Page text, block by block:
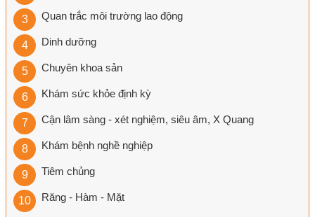
Quan trắc môi trường lao động
Dinh dưỡng
Chuyên khoa sản
Khám sức khỏe định kỳ
Cận lâm sàng - xét nghiệm, siêu âm, X Quang
Khám bệnh nghề nghiệp
Tiêm chủng
Răng - Hàm - Mặt